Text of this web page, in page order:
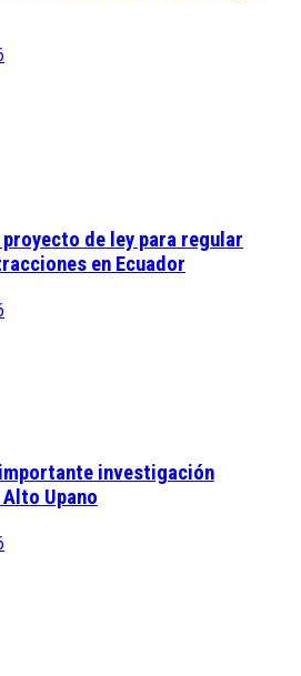
de ley para regular
en Ecuador
investigación
Upano